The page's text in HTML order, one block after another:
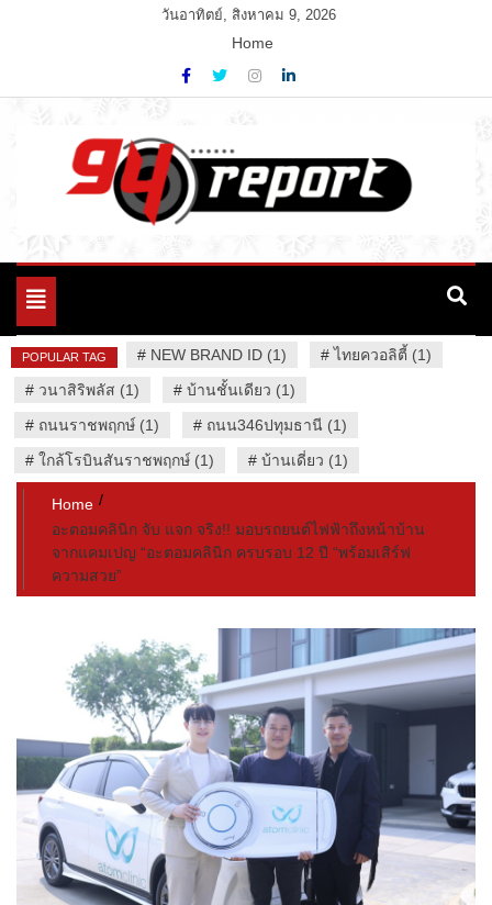
วันอาทิตย์, สิงหาคม 9, 2026
Home
94 Report.com
Variety News
Toggle
POPULAR TAG # NEW BRAND ID (1) #ไทยควอลิตี้ (1)
# วนาสิริพลัส (1) # บ้านชั้นเดียว (1)
# ถนนราชพฤกษ์ (1) # ถนน346ปทุมธานี (1)
# ใกล้โรบินสันราชพฤกษ์ (1) # บ้านเดี่ยว (1)
Home
อะตอมคลินิก จับ แจก จริง!! มอบรถยนต์ไฟฟ้าถึงหน้าบ้าน
จากแคมเปญ “อะตอมคลินิก ครบรอบ 12 ปี “พร้อมเสิร์ฟ
ความสวย”